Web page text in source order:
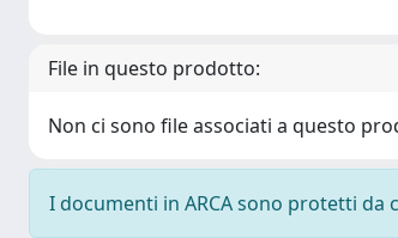
File in questo prodotto:
Non ci sono file associati a questo
I documenti in ARCA sono protetti